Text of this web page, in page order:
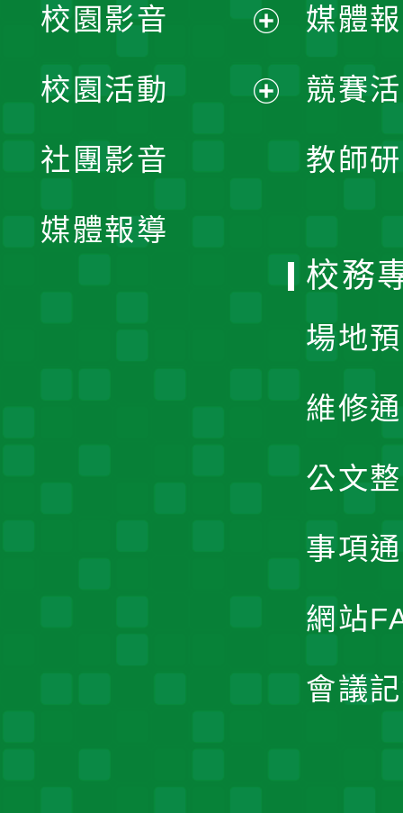
媒體
競賽
教師
校園影音
開
校園活動
社團影音
媒體報導
校務
場地
維修
公文
事項
網站
會議